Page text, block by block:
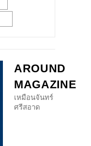
AROUND
MAGAZINE
เหมือนจันทร์
ศรีสอาด